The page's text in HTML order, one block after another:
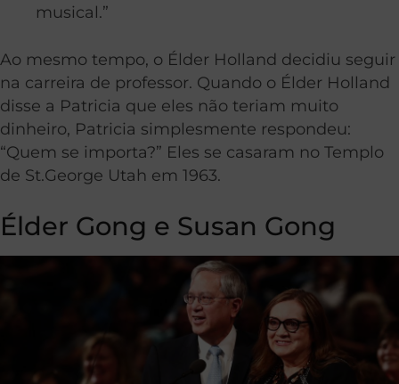
musical.”
Ao mesmo tempo, o Élder Holland decidiu seguir
na carreira de professor. Quando o Élder Holland
disse a Patricia que eles não teriam muito
dinheiro, Patricia simplesmente respondeu:
“Quem se importa?” Eles se casaram no Templo
de St.George Utah em 1963.
Élder Gong e Susan Gong